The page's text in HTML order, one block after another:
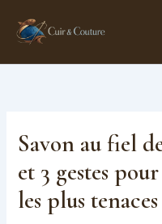
Savon au fiel
et 3 gestes
les plus tenaces